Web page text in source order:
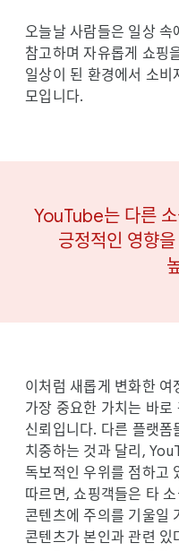
오늘날 사람들은 일상 속
참고하며 자유롭게 쇼핑
일상이 된 환경에서 소
모입니다.
YouTube는 다른
긍정적인 영향
이처럼 새롭게 변화한
가장 중요한 가치는 바로
신뢰입니다. 다른 플랫
치중하는 것과 달리,
독보적인 우위를 점하고
따르면, 쇼핑객들은 타
콘텐츠에 주의를 기울일
콘텐츠가 본인과 관련 있